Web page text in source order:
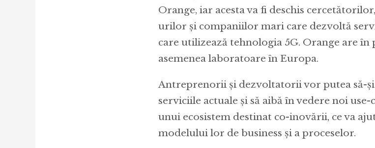
Orange, iar acesta va fi deschis
urilor și companiilor mari care dezvoltă
care utilizează tehnologia 5G. Orange are în
asemenea laboratoare în Europa.
Antreprenorii și dezvoltatorii vor putea să-
serviciile actuale și să aibă în vedere noi
unui ecosistem destinat co-inovării, ce va
modelului lor de business și a proceselor.